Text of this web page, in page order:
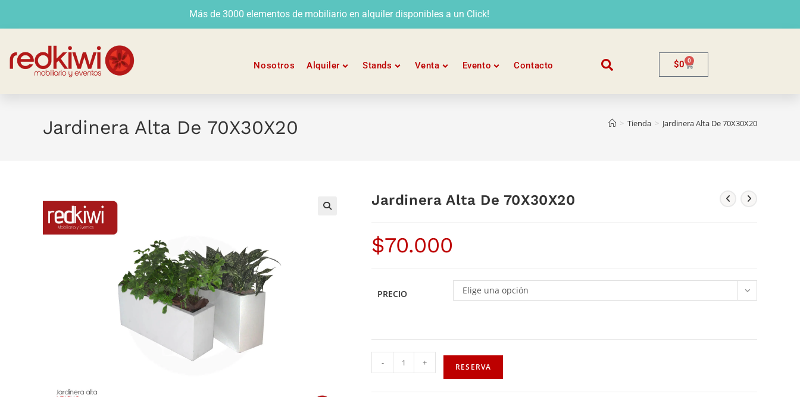
Más de 3000 elementos de mobiliario en alquiler disponibles a un Click!
Nosotros Alquiler Stands Venta Evento Contacto $0 0
Jardinera Alta De 70X30X20 > Tienda > Jardinera Alta De 70X30X20
Jardinera Alta De 70X30X20
$70.000
PRECIO Elige una opción
- + RESERVA